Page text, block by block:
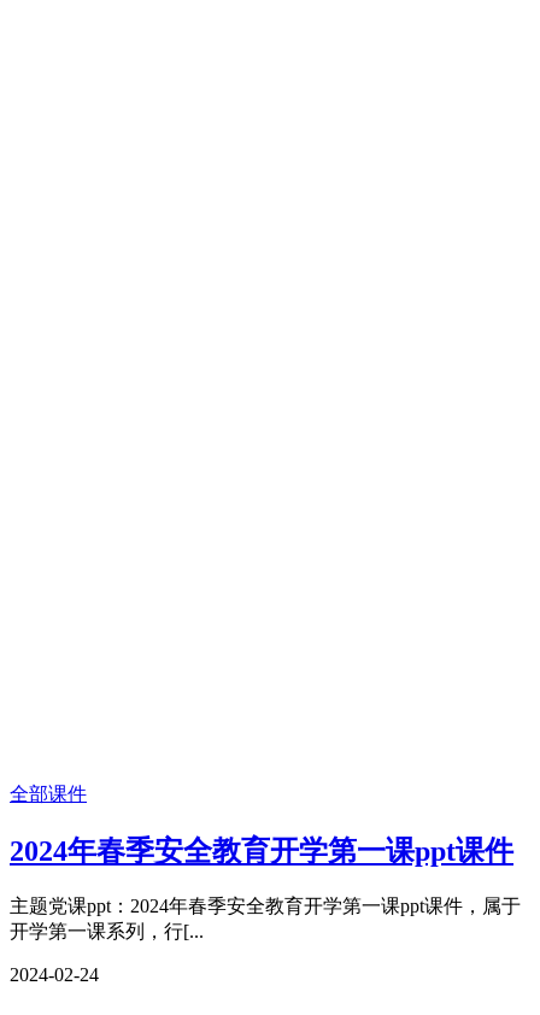
全部课件
2024年春季安全教育开学第一课ppt课件
主题党课ppt：2024年春季安全教育开学第一课ppt课件，属于
开学第一课系列，行[...
2024-02-24